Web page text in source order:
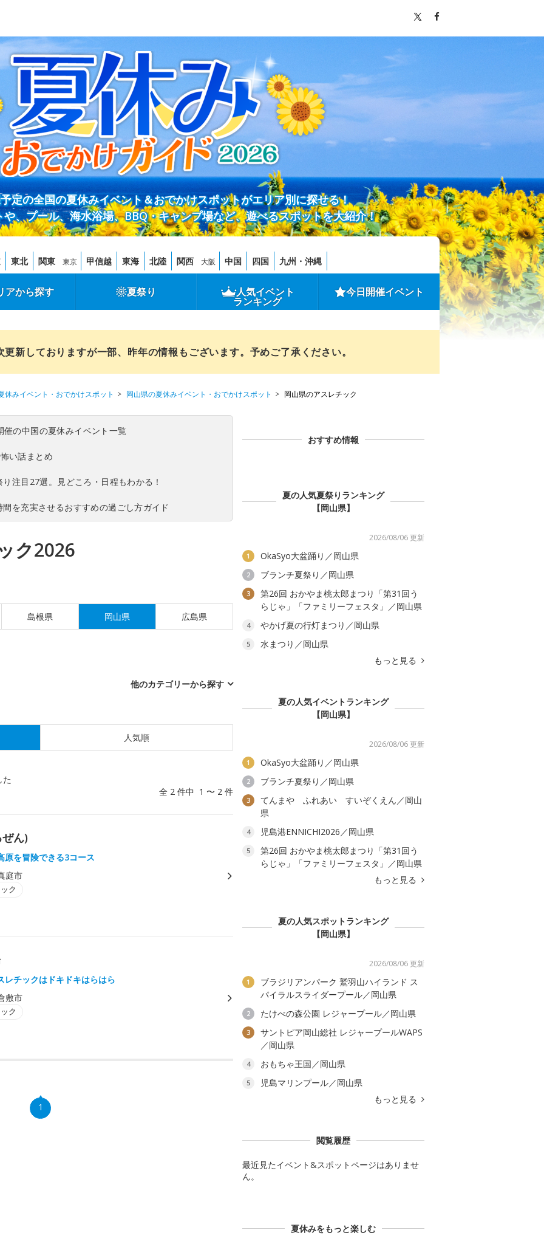
定の全国の夏休みイベント＆おでかけスポットがエリア別に探せる！
、プール、海水浴場、BBQ・キャンプ場など、遊べるスポットを大紹介！
東北 関東 東京 甲信越 東海 北陸 関西 大阪 中国 四国 九州・沖縄
アから探す 夏祭り 人気イベント
ランキング
今日開催イベント
新しておりますが一部、昨年の情報もございます。予めご了承ください。
休みイベント・おでかけスポット 岡山県の夏休みイベント・おでかけスポット 岡山県のアスレチック
の中国の夏休みイベント一覧
い話まとめ
注目27選。見どころ・日程もわかる！
を充実させるおすすめの過ごし方ガイド
ク2026
島根県 岡山県 広島県
他のカテゴリーから探す
人気順
た
全 2 件中 1 〜 2 件
ん)
原を冒険できる3コース
庭市
ク
レチックはドキドキはらはら
敷市
ク
1
おすすめ情報
夏の人気夏祭りランキング
【岡山県】
2026/08/06 更新
1 OkaSyo大盆踊り／岡山県
2 ブランチ夏祭り／岡山県
3
第26回 おかやま桃太郎まつり「第31回う
らじゃ」「ファミリーフェスタ」／岡山県
4 やかげ夏の行灯まつり／岡山県
5
水まつり／岡山県
もっと見る
夏の人気イベントランキング
【岡山県】
2026/08/06 更新
1 OkaSyo大盆踊り／岡山県
2 ブランチ夏祭り／岡山県
3
てんまや ふれあい すいぞくえん／岡山
県
4 児島港ENNICHI2026／岡山県
5
第26回 おかやま桃太郎まつり「第31回う
らじゃ」「ファミリーフェスタ」／岡山県
もっと見る
夏の人気スポットランキング
【岡山県】
2026/08/06 更新
1
ブラジリアンパーク 鷲羽山ハイランド ス
パイラルスライダープール／岡山県
2 たけべの森公園 レジャープール／岡山県
3
サントピア岡山総社 レジャープールWAPS
／岡山県
4 おもちゃ王国／岡山県
5
児島マリンプール／岡山県
もっと見る
閲覧履歴
最近見たイベント&スポットページはありませ
ん。
夏休みをもっと楽しむ